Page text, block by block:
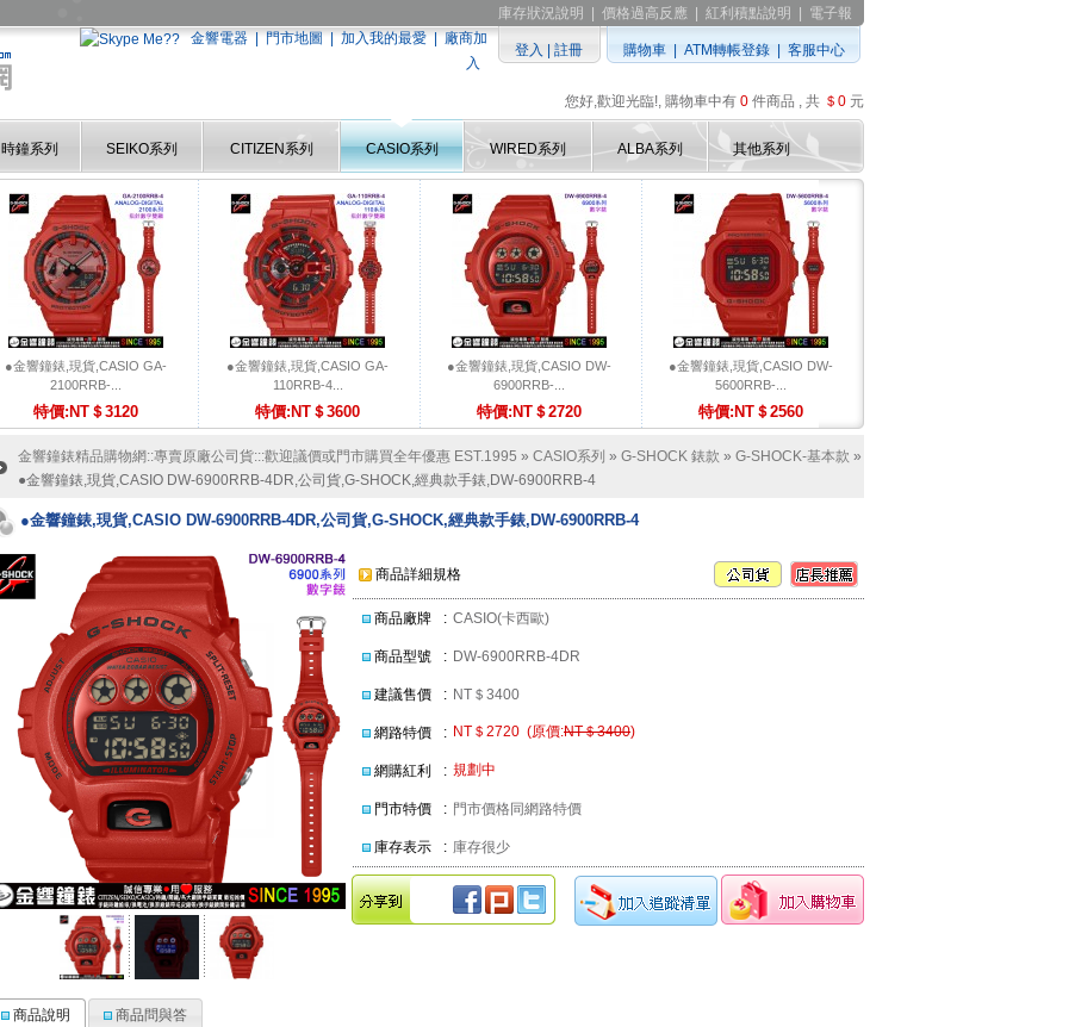
庫存狀況說明 價格過高反應 紅利積點說明
電子報
金響電器
門市地圖 加入我的最愛
廠商加
入
登入 註冊 購物車 ATM轉帳登錄 客服中心
您好,歡迎光臨!, 購物車中有 0 件商品 , 共 ＄0 元
時鐘系列 SEIKO系列 CITIZEN系列 CASIO系列 WIRED系列 ALBA系列 其他系列
●金響鐘錶,現貨,CASIO GA-
2100RRB-...
特價:NT＄3120
●金響鐘錶,現貨,CASIO GA-
110RRB-4...
特價:NT＄3600
●金響鐘錶,現貨,CASIO DW-
6900RRB-...
特價:NT＄2720
●金響鐘錶,現貨,CASIO DW-
5600RRB-...
特價:NT＄2560
金響鐘錶精品購物網::專賣原廠公司貨:::歡迎議價或門市購買全年優惠 EST.1995 » CASIO系列 » G-SHOCK 錶款 » G-SHOCK-基本款 »
●金響鐘錶,現貨,CASIO DW-6900RRB-4DR,公司貨,G-SHOCK,經典款手錶,DW-6900RRB-4
●金響鐘錶,現貨,CASIO DW-6900RRB-4DR,公司貨,G-SHOCK,經典款手錶,DW-6900RRB-4
商品詳細規格
商品廠牌 : CASIO(卡西歐)
商品型號 : DW-6900RRB-4DR
建議售價 : NT＄3400
網路特價 : NT＄2720 (原價:NT＄3400)
網購紅利 : 規劃中
門市特價 : 門市價格同網路特價
庫存表示 : 庫存很少
商品說明 商品問與答